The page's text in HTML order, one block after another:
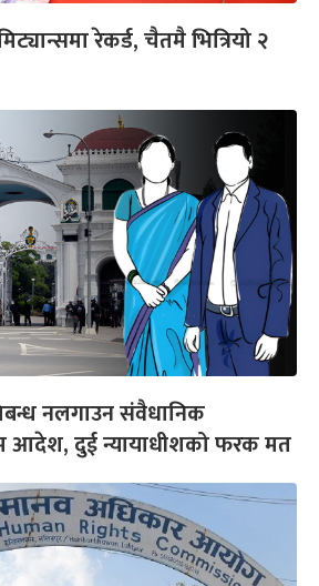
रेकर्ड, चैतमै भित्रियो २
नलगाउन संवैधानिक
आदेश, दुई न्यायाधीशको फरक मत